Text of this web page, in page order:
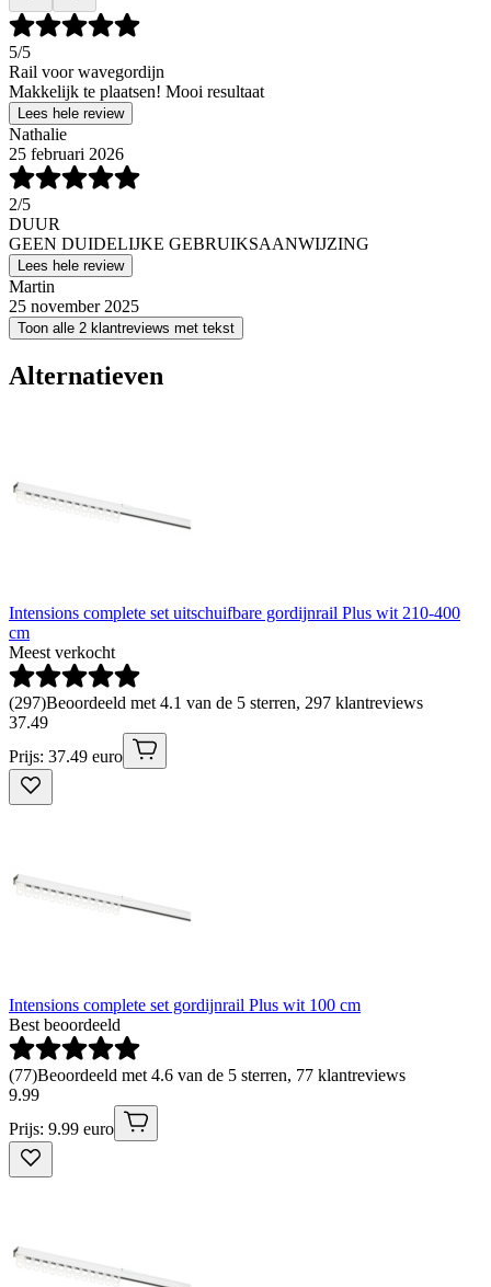
5/5
Rail voor wavegordijn
Makkelijk te plaatsen! Mooi resultaat
Lees hele review
Nathalie
25 februari 2026
2/5
DUUR
GEEN DUIDELIJKE GEBRUIKSAANWIJZING
Lees hele review
Martin
25 november 2025
Toon alle 2 klantreviews met tekst
Alternatieven
Intensions complete set uitschuifbare gordijnrail Plus wit 210-400
cm
Meest verkocht
(297)Beoordeeld met 4.1 van de 5 sterren, 297 klantreviews
37.49
Prijs: 37.49 euro
Intensions complete set gordijnrail Plus wit 100 cm
Best beoordeeld
(77)Beoordeeld met 4.6 van de 5 sterren, 77 klantreviews
9.99
Prijs: 9.99 euro